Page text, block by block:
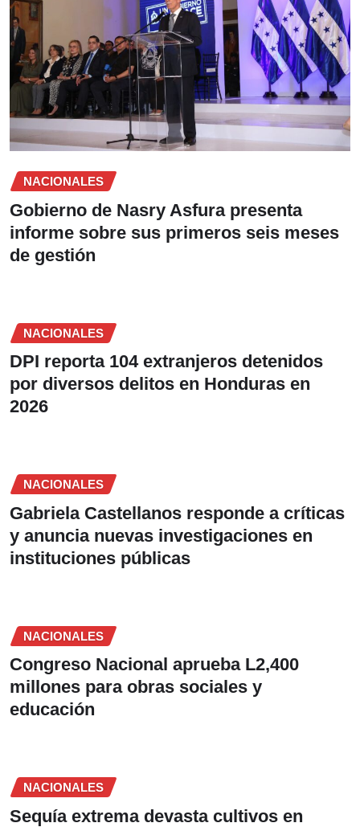
NACIONALES
Gobierno de Nasry Asfura presenta
informe sobre sus primeros seis meses
de gestión
NACIONALES
DPI reporta 104 extranjeros detenidos
por diversos delitos en Honduras en
2026
NACIONALES
Gabriela Castellanos responde a críticas
y anuncia nuevas investigaciones en
instituciones públicas
NACIONALES
Congreso Nacional aprueba L2,400
millones para obras sociales y
educación
NACIONALES
Sequía extrema devasta cultivos en